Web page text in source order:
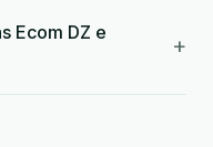
Ecom DZ e
+